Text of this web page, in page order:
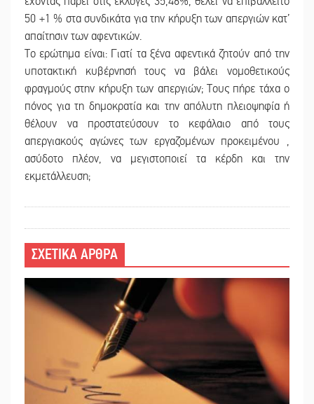
50 +1 % στα συνδικάτα για την κήρυξη των απεργιών κατ’
απαίτησιν των αφεντικών.
Το ερώτημα είναι: Γιατί τα ξένα αφεντικά ζητούν από την
υποτακτική κυβέρνησή τους να βάλει νομοθετικούς
φραγμούς στην κήρυξη των απεργιών; Τους πήρε τάχα ο
πόνος για τη δημοκρατία και την απόλυτη πλειοψηφία ή
θέλουν να προστατεύσουν το κεφάλαιο από τους
απεργιακούς αγώνες των εργαζομένων προκειμένου ,
ασύδοτο πλέον, να μεγιστοποιεί τα κέρδη και την
εκμετάλλευση;
ΣΧΕΤΙΚΑ ΑΡΘΡΑ